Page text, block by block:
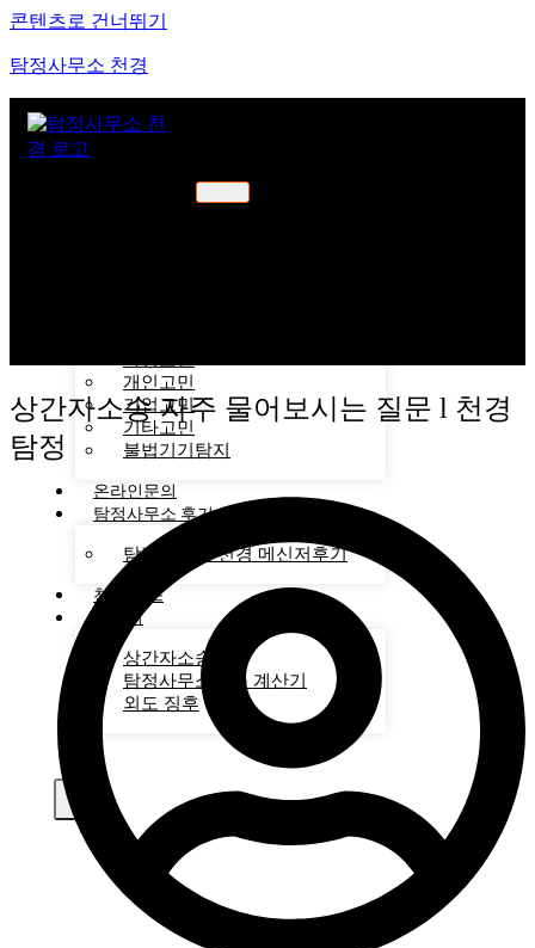
콘텐츠로 건너뛰기
탐정사무소 천경
개인고민
기업고민
기타고민
불법기기탐지
온라인문의
탐정사무소 후기
탐정사무소 천경 메신저후기
천경 뉴스
계산기
상간자소송
탐정사무소비용 계산기
외도 징후
상간자소송 자주 물어보시는 질문 l 천경
탐정